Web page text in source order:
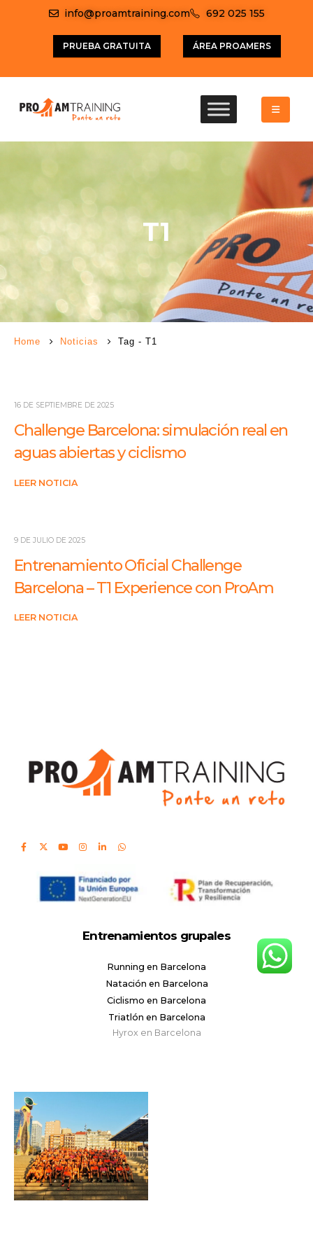
info@proamtraining.com 692 025 155
PRUEBA GRATUITA ÁREA PROAMERS
T1
Home Noticias Tag - T1
16 DE SEPTIEMBRE DE 2025
Challenge Barcelona: simulación real en
aguas abiertas y ciclismo
LEER NOTICIA
9 DE JULIO DE 2025
Entrenamiento Oficial Challenge
Barcelona – T1 Experience con ProAm
LEER NOTICIA
Entrenamientos grupales
Running en Barcelona
Natación en Barcelona
Ciclismo en Barcelona
Triatlón en Barcelona
Hyrox en Barcelona